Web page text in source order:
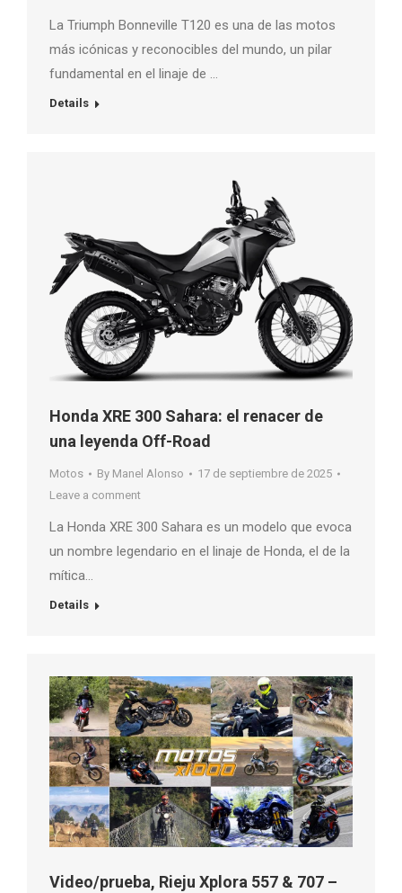
La Triumph Bonneville T120 es una de las motos
más icónicas y reconocibles del mundo, un pilar
fundamental en el linaje de …
Details
Honda XRE 300 Sahara: el renacer de
una leyenda Off-Road
Motos By Manel Alonso
17 de septiembre de 2025
Leave a comment
La Honda XRE 300 Sahara es un modelo que evoca
un nombre legendario en el linaje de Honda, el de la
mítica…
Details
Video/prueba, Rieju Xplora 557 & 707 –